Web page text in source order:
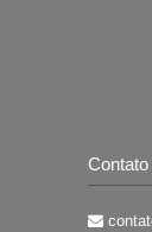
Contato